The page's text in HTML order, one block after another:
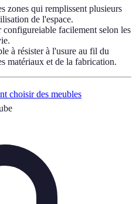
zones qui remplissent plusieurs
de l'espace.
facilement selon les
à résister à l'usure au fil du
matériaux et de la fabrication.
choisir des meubles